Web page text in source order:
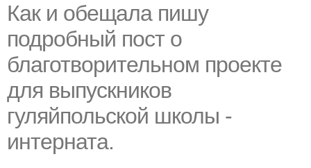
Как и обещала пишу
подробный пост о
благотворительном проекте
для выпускников
гуляйпольской школы -
интерната.